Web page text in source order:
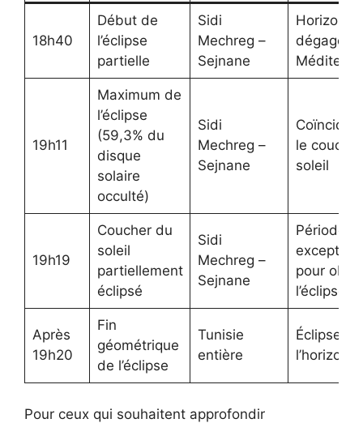
18h40
Début de
l’éclipse
partielle
Sidi
Mechreg –
Sejnane
Horizon
dégagé
19h11
Maximum de
l’éclipse
(59,3% du
disque
solaire
occulté)
Sidi
Mechreg –
Sejnane
Coïncide
le
soleil
19h19
Coucher du
soleil
partiellement
éclipsé
Sidi
Mechreg –
Sejnane
Période
pour
l’éclipse
Après
19h20
Fin
géométrique
de l’éclipse
Tunisie
entière
Éclipse
l’horizon
Pour ceux qui souhaitent approfondir